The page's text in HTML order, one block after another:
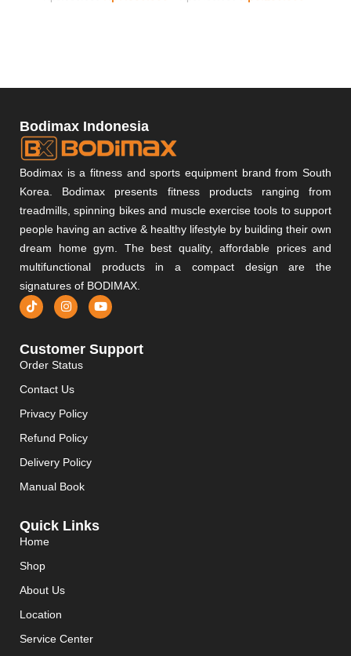
Bodimax Indonesia
Bodimax is a fitness and sports equipment brand from South
Korea. Bodimax presents fitness products ranging from
treadmills, spinning bikes and muscle exercise tools to support
people having an active & healthy lifestyle by building their own
dream home gym. The best quality, affordable prices and
multifunctional products in a compact design are the
signatures of BODIMAX.
Customer Support
Order Status
Contact Us
Privacy Policy
Refund Policy
Delivery Policy
Manual Book
Quick Links
Home
Shop
About Us
Location
Service Center